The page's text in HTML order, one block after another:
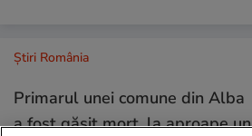
Știri România
Primarul unei comune din Alba
a fost găsit mort, la aproape un